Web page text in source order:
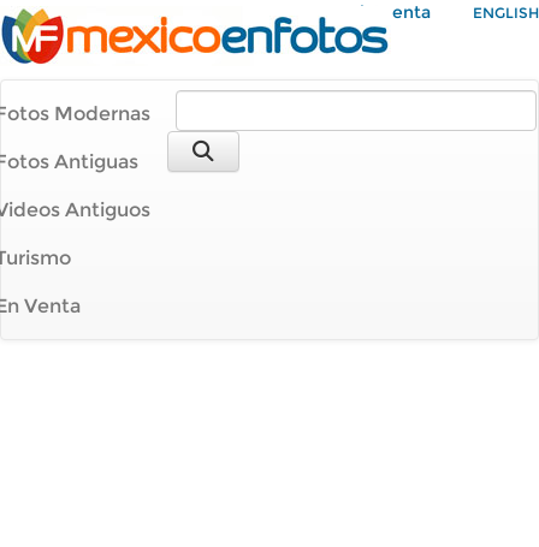
Mi Cuenta ENGLISH
Modernas
Antiguas
Antiguos
Venta